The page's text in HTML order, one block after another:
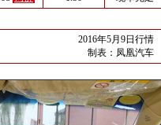
2016年5月9日行情
制表： 凤凰汽车